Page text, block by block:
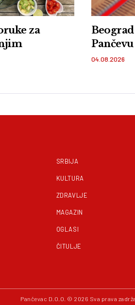
za
04.08.2026
SRBIJA
KULTURA
ZDRAVLJE
MAGAZIN
OGLASI
ČITULJE
Pančevac D.O.O. © 2026 Sva prava